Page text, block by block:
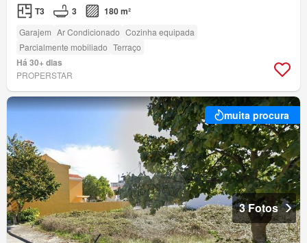
T3 3 180 m²
Garajem Ar Condicionado Cozinha equipada
Parcialmente mobiliado Terraço
Há 30+ dias
PROPERSTAR
muita procura
3 Fotos